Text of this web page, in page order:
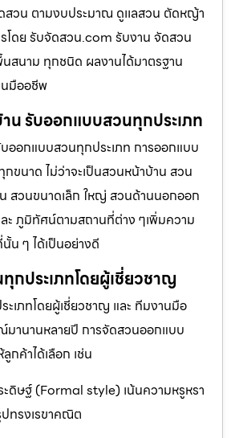
วน ตามงบประมาณ ดูเเลสวน ตัดหญ้า
โดย รับจัดสวน.com รับงาน จัดสวน
สนาม ทุกชนิด ผลงานได้มาตรฐาน
มืออชีพ
น รับออกแบบสวนทุกประเภท
ออกแบบสวนทุกประเภท การออกแบบ
ขนาด ไม่ว่าจะเป็นสวนหน้าบ้าน สวน
สวนขนาดเล็ก ใหญ่ สวนด้านนอกออก
ะ ภูมิทัศน์ตามสถานที่ต่าง ๆเพิ่มความ
น ๆ ได้เป็นอย่างดี
กประเภทโดยผู้เชี่ยวชาญ
เภทโดยผู้เชี่ยวชาญ และ ทีมงานมือ
านานหลายปี การจัดสวนออกแบบ
กค้าได้เลือก เช่น
ดิษฐ์ (Formal style) เน้นความหรูหรา
ปทรงเรขาคณิต